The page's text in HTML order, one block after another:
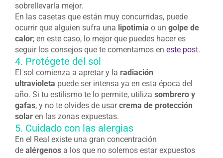
sobrellevarla mejor.
En las casetas que están muy concurridas, puede
ocurrir que alguien sufra una lipotimia o un golpe de
calor; en este caso, lo mejor que puedes hacer es
seguir los consejos que te comentamos en este post.
4. Protégete del sol
El sol comienza a apretar y la radiación
ultravioleta puede ser intensa ya en esta época del
año. Si tu estilismo te lo permite, utiliza sombrero y
gafas, y no te olvides de usarcrema de protección
solar en las zonas expuestas.
5. Cuidado con las alergias
En el Real existe una gran concentración
de alérgenos a los que no solemos estar expuestos